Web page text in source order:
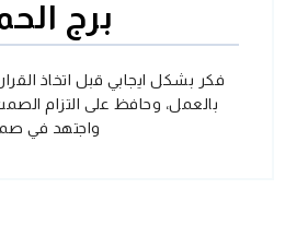
برج
فكر بشكل ايجابي قبل اتخاذ
بالعمل، وحافظ على التزام
واجتهد في